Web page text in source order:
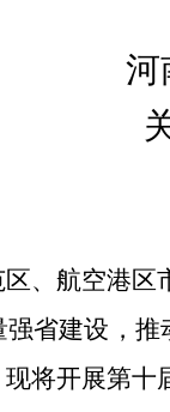
河
、航空港区
省建设， 推
现将开展第十